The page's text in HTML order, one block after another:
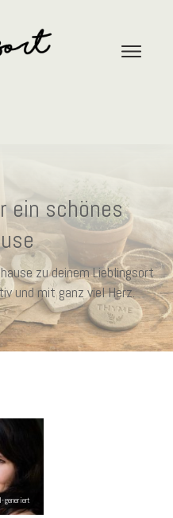
ein schönes
zu deinem Lieblingsort
und mit ganz viel Herz.